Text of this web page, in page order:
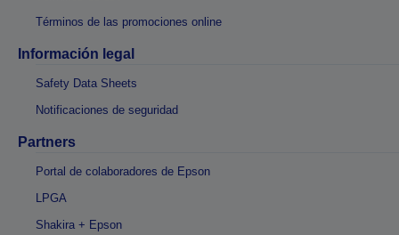
Términos de las promociones online
Información legal
Safety Data Sheets
Notificaciones de seguridad
Partners
Portal de colaboradores de Epson
LPGA
Shakira + Epson